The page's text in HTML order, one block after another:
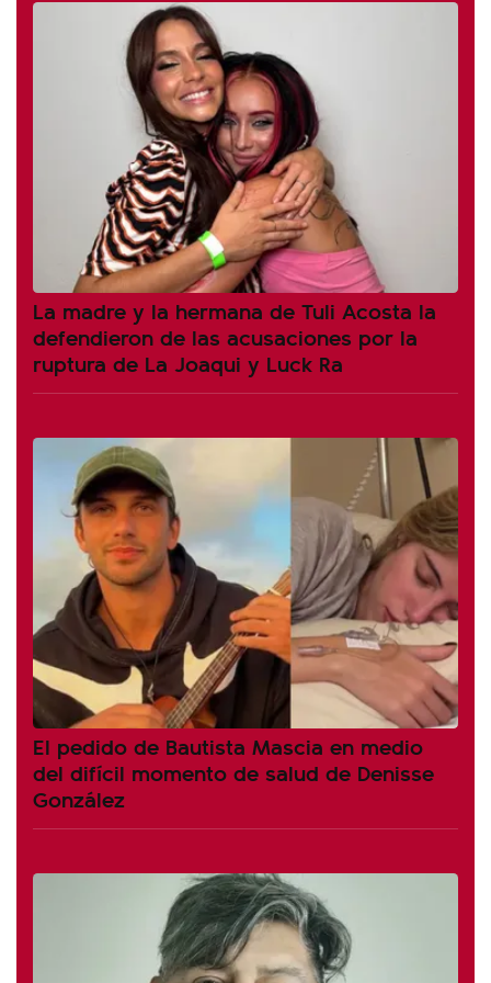
La madre y la hermana de Tuli Acosta la
defendieron de las acusaciones por la
ruptura de La Joaqui y Luck Ra
El pedido de Bautista Mascia en medio
del difícil momento de salud de Denisse
González